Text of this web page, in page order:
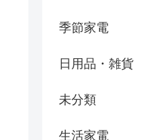
季節家電
日用品・雑貨
未分類
生活家電